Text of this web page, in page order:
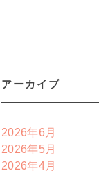
アーカイブ
2026年6月
2026年5月
2026年4月